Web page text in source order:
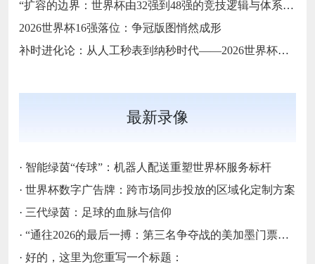
“扩容的边界：世界杯由32强到48强的竞技逻辑与体系重塑”
2026世界杯16强落位：争冠版图悄然成形
补时进化论：从人工秒表到纳秒时代——2026世界杯计时规则展望
最新录像
· 智能绿茵“传球”：机器人配送重塑世界杯服务标杆
· 世界杯数字广告牌：跨市场同步投放的区域化定制方案
· 三代绿茵：足球的血脉与信仰
· “通往2026的最后一搏：第三名争夺战的美加墨门票生死局”
· 好的，这里为您重写一个标题：